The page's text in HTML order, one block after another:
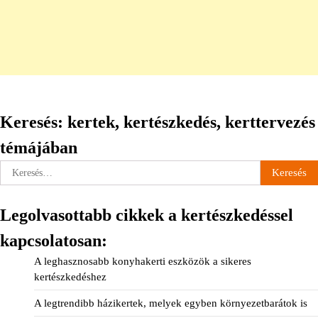
Keresés: kertek, kertészkedés, kerttervezés
témájában
Keresés:
Legolvasottabb cikkek a kertészkedéssel
kapcsolatosan:
A leghasznosabb konyhakerti eszközök a sikeres
kertészkedéshez
A legtrendibb házikertek, melyek egyben környezetbarátok is